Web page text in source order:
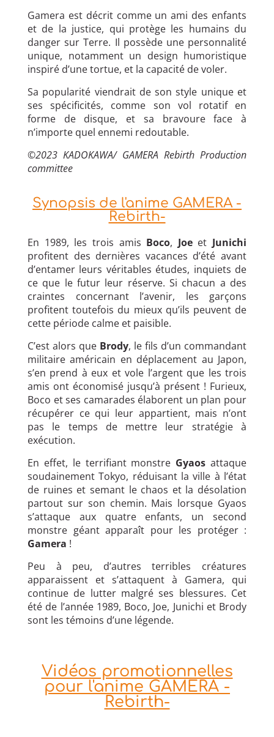
Gamera est décrit comme un ami des enfants
et de la justice, qui protège les humains du
danger sur Terre. Il possède une personnalité
unique, notamment un design humoristique
inspiré d’une tortue, et la capacité de voler.
Sa popularité viendrait de son style unique et
ses spécificités, comme son vol rotatif en
forme de disque, et sa bravoure face à
n’importe quel ennemi redoutable.
©2023 KADOKAWA/ GAMERA Rebirth Production
committee
Synopsis de l'anime GAMERA -
Rebirth-
En 1989, les trois amis Boco, Joeet Junichi
profitent des dernières vacances d’été avant
d’entamer leurs véritables études, inquiets de
ce que le futur leur réserve. Si chacun a des
craintes concernant l’avenir, les garçons
profitent toutefois du mieux qu’ils peuvent de
cette période calme et paisible.
C’est alors que Brody, le fils d’un commandant
militaire américain en déplacement au Japon,
s’en prend à eux et vole l’argent que les trois
amis ont économisé jusqu’à présent ! Furieux,
Boco et ses camarades élaborent un plan pour
récupérer ce qui leur appartient, mais n’ont
pas le temps de mettre leur stratégie à
exécution.
En effet, le terrifiant monstre Gyaos attaque
soudainement Tokyo, réduisant la ville à l’état
de ruines et semant le chaos et la désolation
partout sur son chemin. Mais lorsque Gyaos
s’attaque aux quatre enfants, un second
monstre géant apparaît pour les protéger :
Gamera !
Peu à peu, d’autres terribles créatures
apparaissent et s’attaquent à Gamera, qui
continue de lutter malgré ses blessures. Cet
été de l’année 1989, Boco, Joe, Junichi et Brody
sont les témoins d’une légende.
Vidéos promotionnelles
pour l'anime GAMERA -
Rebirth-